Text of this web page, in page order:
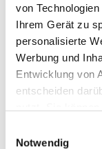
von
Ihrem Gerät zu
personalisierte
Werbung und
Entwicklung von
entscheiden
Trigger Symbol
Notwendig
ÖFFENTLICHE
Der
Copyright:
Das